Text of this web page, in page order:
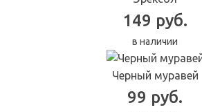
149 руб.
в наличии
Черный муравей
99 руб.